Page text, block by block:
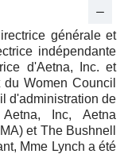
générale et
indépendante
d'Aetna, Inc. et
Women Council
d'administration de
Inc, Aetna
et The Bushnell
Mme Lynch a été